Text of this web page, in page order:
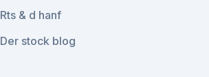
Rts & d hanf
Der stock blog